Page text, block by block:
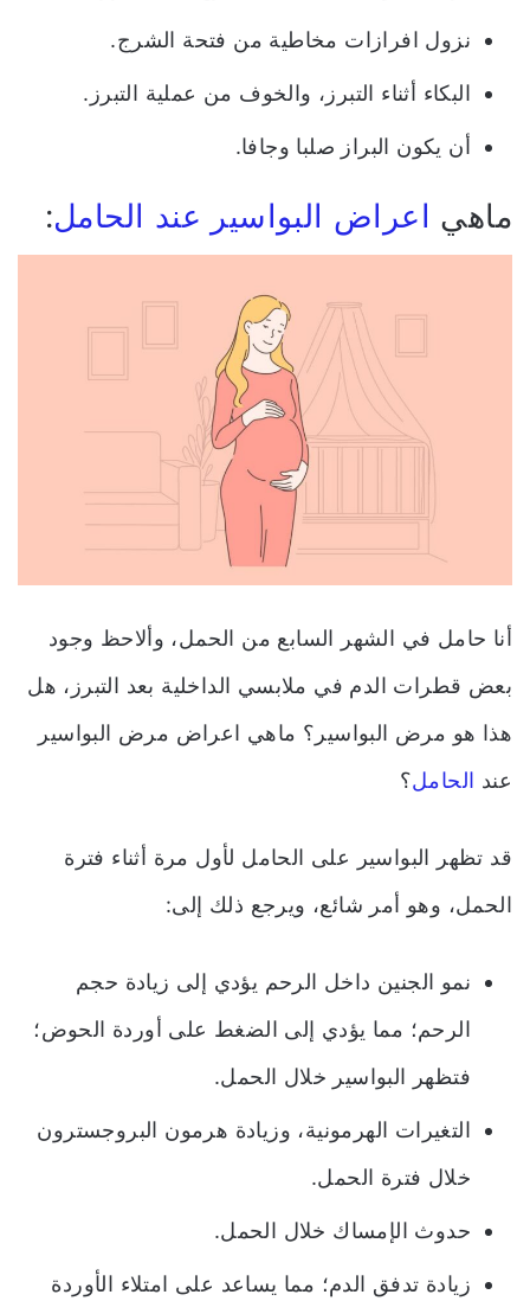
نزول افرازات مخاطية من فتحة الشرج.
البكاء أثناء التبرز، والخوف من عملية التبرز.
أن يكون البراز صلبا وجافا.
ماهي اعراض البواسير عند الحامل:
أنا حامل في الشهر السابع من الحمل، وألاحظ وجود
بعض قطرات الدم في ملابسي الداخلية بعد التبرز، هل
هذا هو مرض البواسير؟ ماهي اعراض مرض البواسير
عند الحامل؟
قد تظهر البواسير على الحامل لأول مرة أثناء فترة
الحمل، وهو أمر شائع، ويرجع ذلك إلى:
نمو الجنين داخل الرحم يؤدي إلى زيادة حجم
الرحم؛ مما يؤدي إلى الضغط على أوردة الحوض؛
فتظهر البواسير خلال الحمل.
التغيرات الهرمونية، وزيادة هرمون البروجسترون
خلال فترة الحمل.
حدوث الإمساك خلال الحمل.
زيادة تدفق الدم؛ مما يساعد على امتلاء الأوردة